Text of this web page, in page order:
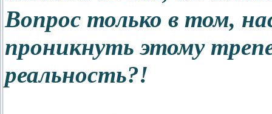
Вопрос только в том,
проникнуть этому
реальность?!